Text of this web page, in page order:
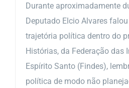
Durante aproximadamente
Deputado Elcio Alvares
trajetória política dentro do
Histórias, da Federação das
Espírito Santo (Findes),
política de modo não